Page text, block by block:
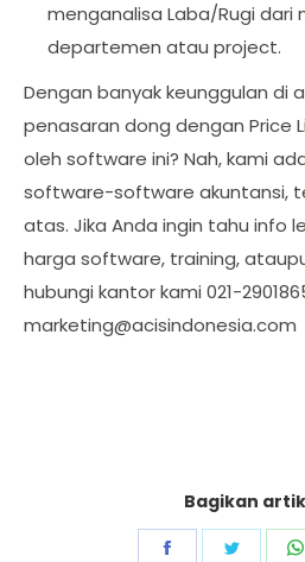
menganalisa Laba/Rugi dari
departemen atau project.
Dengan banyak keunggulan di
penasaran dong dengan Price
oleh software ini? Nah, kami
software-software akuntansi,
atas. Jika Anda ingin tahu info
harga software, training,
hubungi kantor kami 021-
marketing@acisindonesia.com
Bagikan
Share
Share